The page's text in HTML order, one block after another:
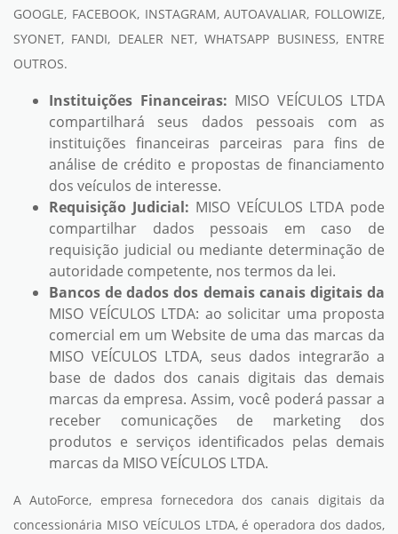
GOOGLE, FACEBOOK, INSTAGRAM, AUTOAVALIAR, FOLLOWIZE,
SYONET, FANDI, DEALER NET, WHATSAPP BUSINESS, ENTRE
OUTROS.
Instituições Financeiras: MISO VEÍCULOS LTDA
compartilhará seus dados pessoais com as
instituições financeiras parceiras para fins de
análise de crédito e propostas de financiamento
dos veículos de interesse.
Requisição Judicial: MISO VEÍCULOS LTDA pode
compartilhar dados pessoais em caso de
requisição judicial ou mediante determinação de
autoridade competente, nos termos da lei.
Bancos de dados dos demais canais digitais da
MISO VEÍCULOS LTDA: ao solicitar uma proposta
comercial em um Website de uma das marcas da
MISO VEÍCULOS LTDA, seus dados integrarão a
base de dados dos canais digitais das demais
marcas da empresa. Assim, você poderá passar a
receber comunicações de marketing dos
produtos e serviços identificados pelas demais
marcas da MISO VEÍCULOS LTDA.
A AutoForce, empresa fornecedora dos canais digitais da
concessionária MISO VEÍCULOS LTDA, é operadora dos dados,